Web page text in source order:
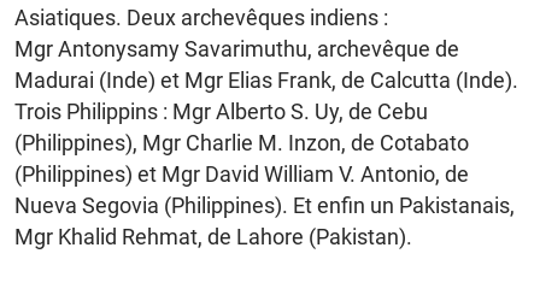
Asiatiques. Deux archevêques indiens :
Mgr Antonysamy Savarimuthu, archevêque de
Madurai (Inde) et Mgr Elias Frank, de Calcutta (Inde).
Trois Philippins : Mgr Alberto S. Uy, de Cebu
(Philippines), Mgr Charlie M. Inzon, de Cotabato
(Philippines) et Mgr David William V. Antonio, de
Nueva Segovia (Philippines). Et enfin un Pakistanais,
Mgr Khalid Rehmat, de Lahore (Pakistan).